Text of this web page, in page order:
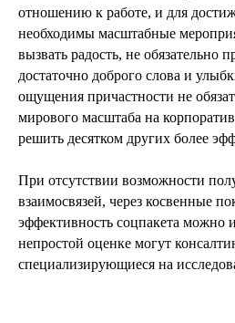
отношению к работе, и для
необходимы масштабные
вызвать радость, не обязательно
достаточно доброго слова и
ощущения причастности не
мирового масштаба на
решить десятком других более
При отсутствии возможности
взаимосвязей, через косвенные
эффективность соцпакета можно
непростой оценке могут
специализирующиеся на